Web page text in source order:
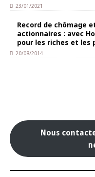
23/01/2021
Record de chômage
actionnaires : avec
pour les riches et les
20/08/2014
Nous